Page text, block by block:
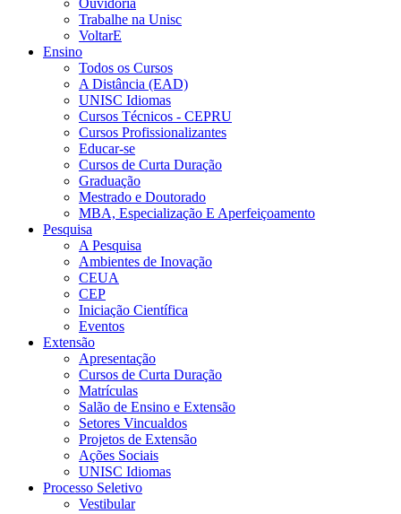
Ouvidoria
Trabalhe na Unisc
VoltarE
Ensino
Todos os Cursos
A Distância (EAD)
UNISC Idiomas
Cursos Técnicos - CEPRU
Cursos Profissionalizantes
Educar-se
Cursos de Curta Duração
Graduação
Mestrado e Doutorado
MBA, Especialização E Aperfeiçoamento
Pesquisa
A Pesquisa
Ambientes de Inovação
CEUA
CEP
Iniciação Científica
Eventos
Extensão
Apresentação
Cursos de Curta Duração
Matrículas
Salão de Ensino e Extensão
Setores Vincualdos
Projetos de Extensão
Ações Sociais
UNISC Idiomas
Processo Seletivo
Vestibular